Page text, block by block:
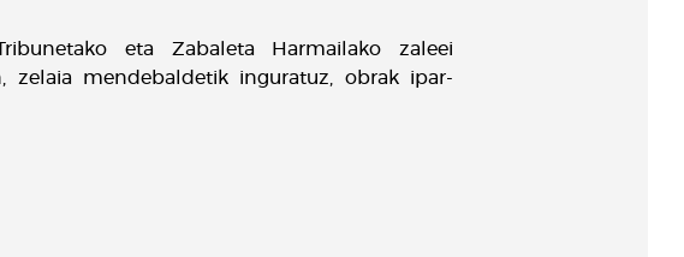
eta Zabaleta Harmailako zaleei
zelaia mendebaldetik inguratuz, obrak ipar-